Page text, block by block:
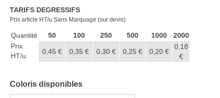
TARIFS DEGRESSIFS
Prix article HT/u Sans Marquage (sur devis)
Quantité 50 100 250 500 1000
2000
Prix
HT/u
0,45 € 0,35 € 0,30 € 0,25 € 0,20 €
0,18
€
Coloris disponibles